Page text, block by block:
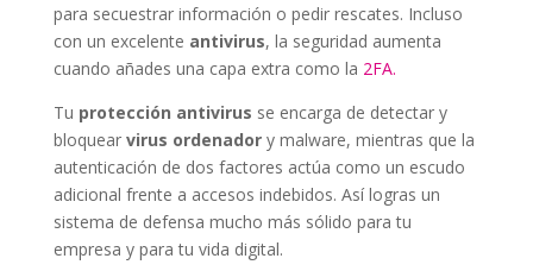
para secuestrar información o pedir rescates. Incluso
con un excelente antivirus, la seguridad aumenta
cuando añades una capa extra como la 2FA.
Tu protección antivirus se encarga de detectar y
bloquear virus ordenadory malware, mientras que la
autenticación de dos factores actúa como un escudo
adicional frente a accesos indebidos. Así logras un
sistema de defensa mucho más sólido para tu
empresa y para tu vida digital.